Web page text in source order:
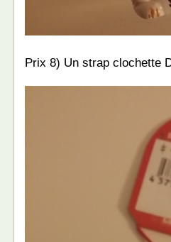
Prix 8) Un strap clochette